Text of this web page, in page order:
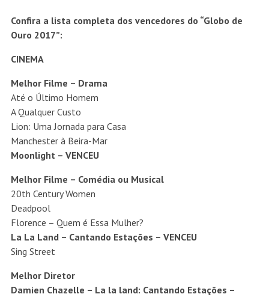
Confira a lista completa dos vencedores do “Globo de
Ouro 2017”:
CINEMA
Melhor Filme – Drama
Até o Último Homem
A Qualquer Custo
Lion: Uma Jornada para Casa
Manchester à Beira-Mar
Moonlight – VENCEU
Melhor Filme – Comédia ou Musical
20th Century Women
Deadpool
Florence – Quem é Essa Mulher?
La La Land – Cantando Estações – VENCEU
Sing Street
Melhor Diretor
Damien Chazelle – La la land: Cantando Estações –